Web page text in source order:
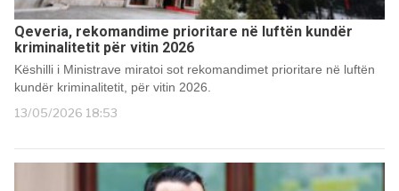
Qeveria, rekomandime prioritare në luftën kundër
kriminalitetit për vitin 2026
Këshilli i Ministrave miratoi sot rekomandimet prioritare në luftën
kundër kriminalitetit, për vitin 2026.
13/05/2026 18:53